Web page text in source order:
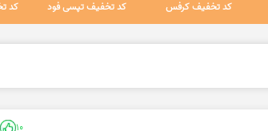
کد تخفیف کرفس کد تخفیف تپسی فود کد
10